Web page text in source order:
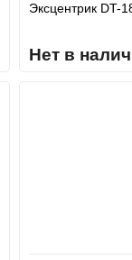
Эксцентрик DT-
Нет в